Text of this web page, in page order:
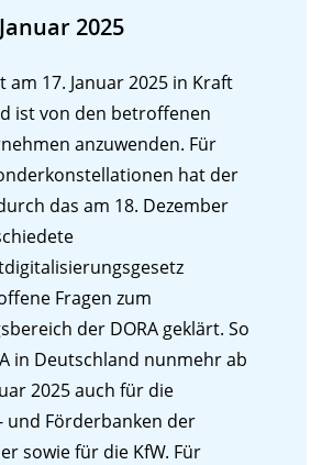
2025
am 17. Januar 2025 in Kraft
ist von den betroffenen
anzuwenden. Für
hat der
das am 18. Dezember
Fragen zum
der DORA geklärt. So
in Deutschland nunmehr ab
2025 auch für die
und Förderbanken der
sowie für die KfW. Für